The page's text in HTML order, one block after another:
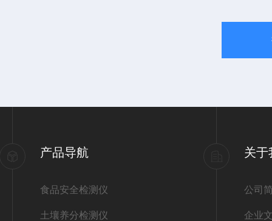
产品导航
食品安全检测仪
土壤养分检测仪
关于
公司
企业